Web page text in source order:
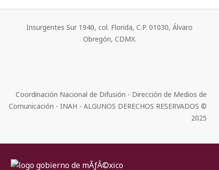
Insurgentes Sur 1940, col. Florida, C.P. 01030, Álvaro
Obregón, CDMX.
Coordinación Nacional de Difusión - Dirección de Medios de
Comunicación - INAH - ALGUNOS DERECHOS RESERVADOS ©
2025